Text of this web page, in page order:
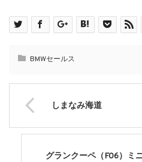
BMWセールス
しまなみ海道
グランクーペ（F06）ミ